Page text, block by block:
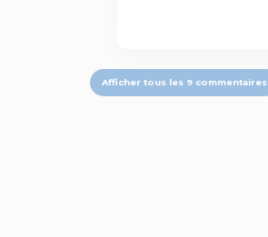
Afficher tous les 9 commentaires